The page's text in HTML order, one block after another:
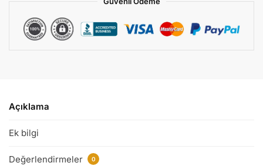
Açıklama
Ek bilgi
Değerlendirmeler 0